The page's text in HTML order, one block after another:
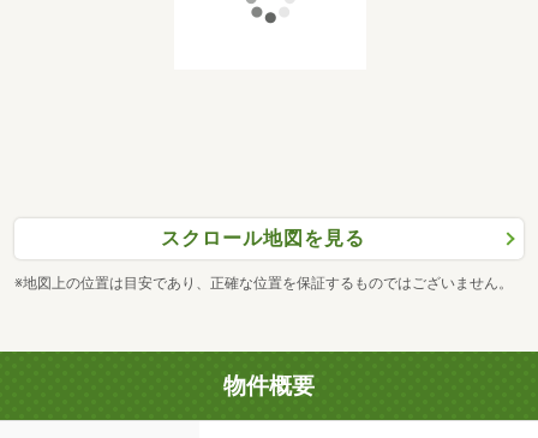
スクロール地図を見る
※地図上の位置は目安であり、正確な位置を保証するものではございません。
物件概要